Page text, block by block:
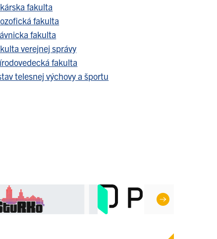
fakulta
fakulta
fakulta
verejnej správy
fakulta
telesnej výchovy a športu